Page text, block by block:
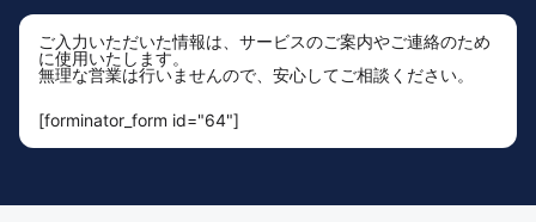
ご入力いただいた情報は、サービスのご案内やご連絡のため
に使用いたします。
無理な営業は行いませんので、安心してご相談ください。
[forminator_form id="64"]